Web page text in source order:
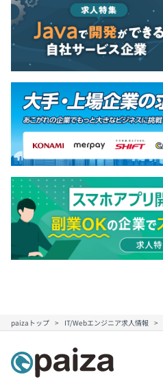
paizaトップ IT/Webエンジニア求人情報